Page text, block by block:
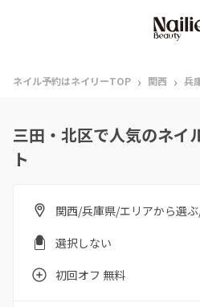
ネイル予約はネイリーTOP › 関西 › 兵
三田・北区で人気のネイ
ト
関西/兵庫県/エリアから選
選択しない
初回オフ 無料